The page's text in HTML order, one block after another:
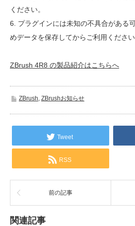
ください。
6. プラグインには未知の不具合がある
めデータを保存してからご利用ください
ZBrush 4R8 の製品紹介はこちらへ
ZBrush ZBrushお知らせ
Tweet
RSS
前の記事
関連記事